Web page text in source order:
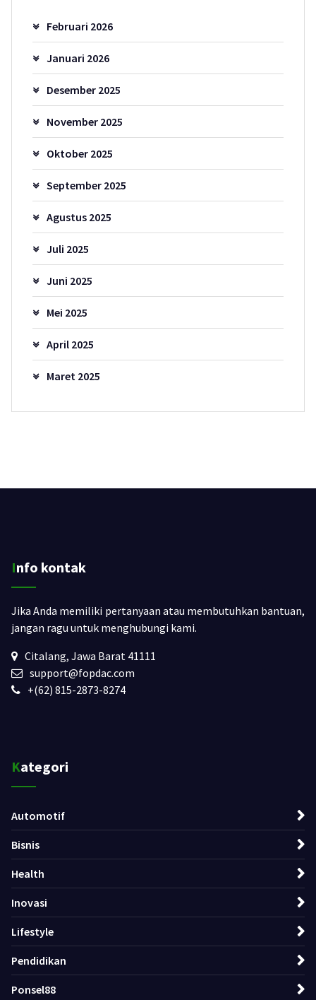
Februari 2026
Januari 2026
Desember 2025
November 2025
Oktober 2025
September 2025
Agustus 2025
Juli 2025
Juni 2025
Mei 2025
April 2025
Maret 2025
Info kontak
Jika Anda memiliki pertanyaan atau membutuhkan bantuan,
jangan ragu untuk menghubungi kami.
Citalang, Jawa Barat 41111
support@fopdac.com
+(62) 815-2873-8274
Kategori
Automotif
Bisnis
Health
Inovasi
Lifestyle
Pendidikan
Ponsel88